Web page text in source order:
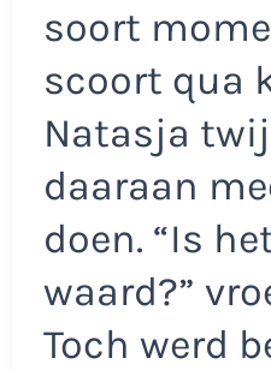
soort
scoort qua
Natasja
daaraan
doen. “Is
waard?”
Toch werd